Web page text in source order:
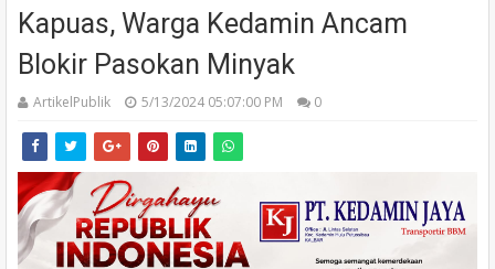
Kapuas, Warga Kedamin Ancam
Blokir Pasokan Minyak
ArtikelPublik 5/13/2024 05:07:00 PM 0